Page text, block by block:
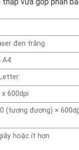
đen trắng
A4:
x 600dpi
(tương đương) ×
hoặc ít hơn